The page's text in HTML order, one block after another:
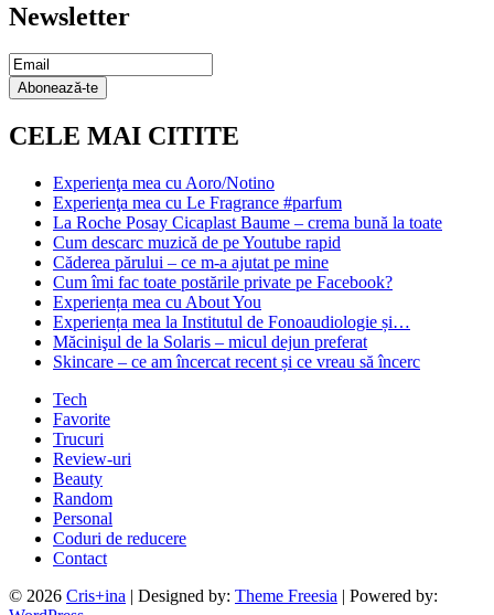
Newsletter
Email
Subscription
Abonează-te
CELE MAI CITITE
Experienţa mea cu Aoro/Notino
Experienţa mea cu Le Fragrance #parfum
La Roche Posay Cicaplast Baume – crema bună la toate
Cum descarc muzică de pe Youtube rapid
Căderea părului – ce m-a ajutat pe mine
Cum îmi fac toate postările private pe Facebook?
Experiența mea cu About You
Experiența mea la Institutul de Fonoaudiologie și…
Măcinişul de la Solaris – micul dejun preferat
Skincare – ce am încercat recent și ce vreau să încerc
Tech
Favorite
Trucuri
Review-uri
Beauty
Random
Personal
Coduri de reducere
Contact
© 2026 Cris+ina | Designed by: Theme Freesia | Powered by: